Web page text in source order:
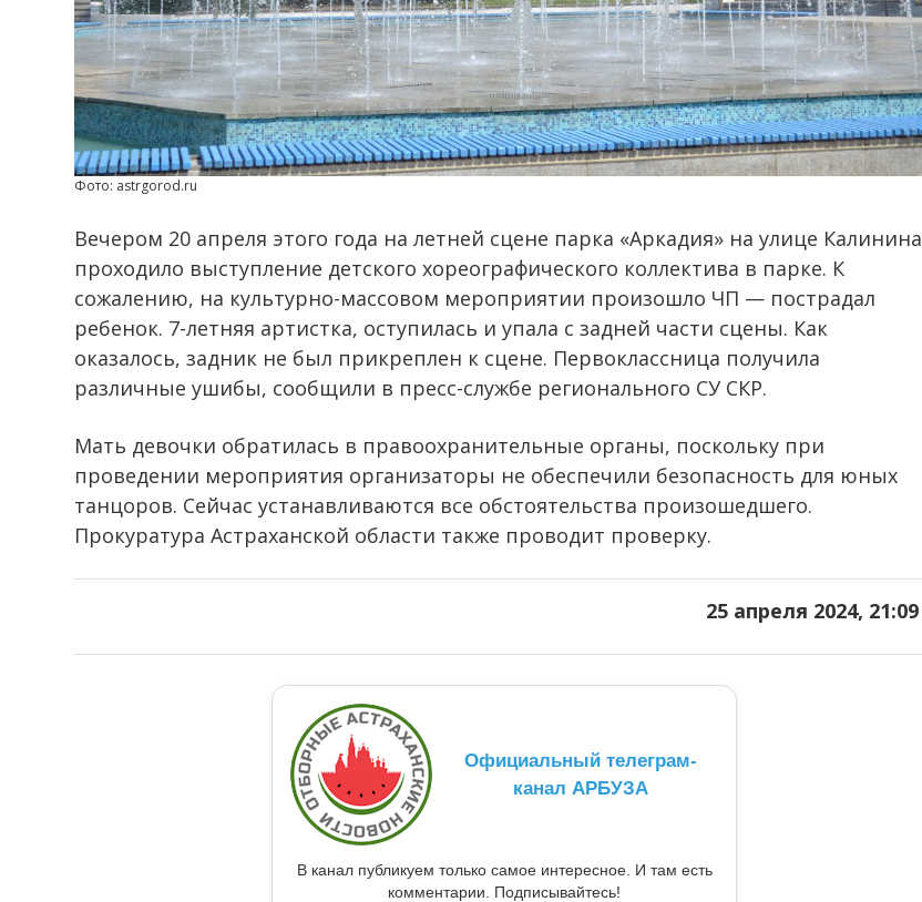
Фото: astrgorod.ru
Вечером 20 апреля этого года на летней сцене парка «Аркадия» на улице Калинина
проходило выступление детского хореографического коллектива в парке. К
сожалению, на культурно-массовом мероприятии произошло ЧП — пострадал
ребенок. 7-летняя артистка, оступилась и упала с задней части сцены. Как
оказалось, задник не был прикреплен к сцене. Первоклассница получила
различные ушибы, сообщили в пресс-службе регионального СУ СКР.
Мать девочки обратилась в правоохранительные органы, поскольку при
проведении мероприятия организаторы не обеспечили безопасность для юных
танцоров. Сейчас устанавливаются все обстоятельства произошедшего.
Прокуратура Астраханской области также проводит проверку.
25 апреля 2024, 21:09
Официальный телеграм-
канал АРБУЗА
В канал публикуем только самое интересное. И там есть
комментарии. Подписывайтесь!